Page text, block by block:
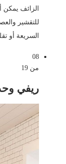
الزائف يمكن
للتقشير
السريعة أو
08
من 19
ريفي